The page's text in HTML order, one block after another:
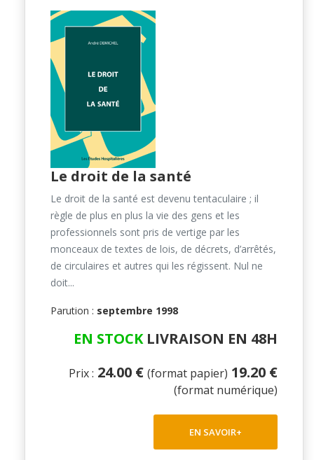
Le droit de la santé
Le droit de la santé est devenu tentaculaire ; il
règle de plus en plus la vie des gens et les
professionnels sont pris de vertige par les
monceaux de textes de lois, de décrets, d’arrêtés,
de circulaires et autres qui les régissent. Nul ne
doit...
Parution : septembre 1998
EN STOCKLIVRAISON EN 48H
Prix : 24.00 € (format papier) 19.20 €
(format numérique)
EN SAVOIR+